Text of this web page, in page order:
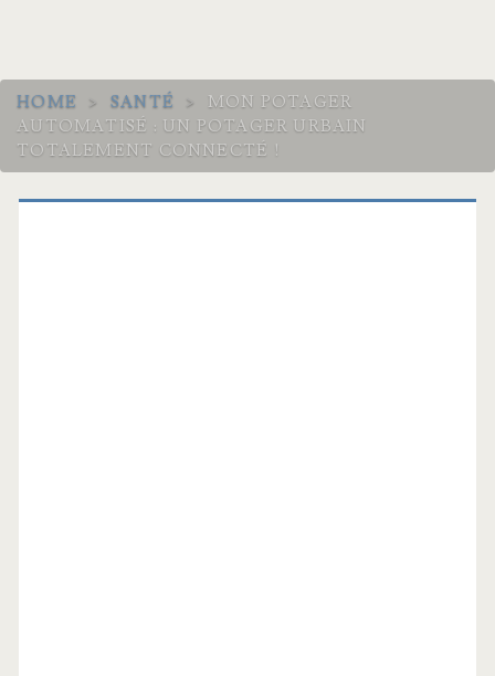
HOME > SANTÉ >
MON POTAGER
AUTOMATISÉ : UN POTAGER URBAIN
TOTALEMENT CONNECTÉ !